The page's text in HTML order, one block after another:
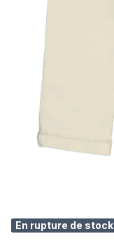
En rupture de stock